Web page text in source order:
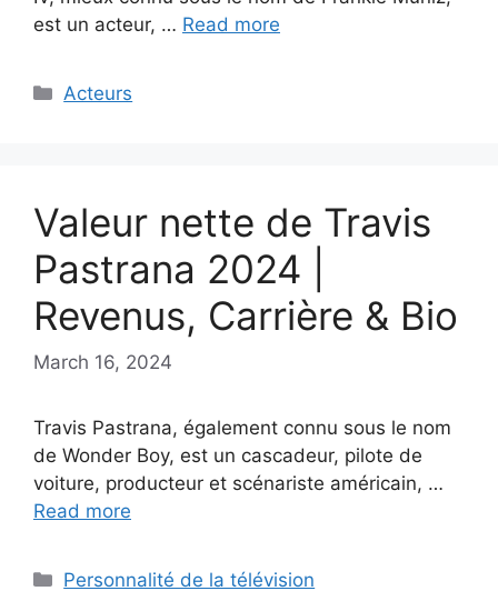
est un acteur, … Read more
Categories
Acteurs
Valeur nette de Travis
Pastrana 2024 |
Revenus, Carrière & Bio
March 16, 2024
Travis Pastrana, également connu sous le nom
de Wonder Boy, est un cascadeur, pilote de
voiture, producteur et scénariste américain, …
Read more
Categories
Personnalité de la télévision